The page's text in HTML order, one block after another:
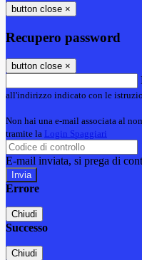
button close ×
Recupero password
button close ×
all'indirizzo indicato con le
Non hai una e-mail associata al
tramite la Login Spaggiari
E-mail inviata, si prega di
Errore
Chiudi
Successo
Chiudi